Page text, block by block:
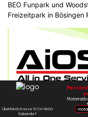
BEO Funpark und
Freizeitpark in Bösingen
AiOS Swiss GmbH: